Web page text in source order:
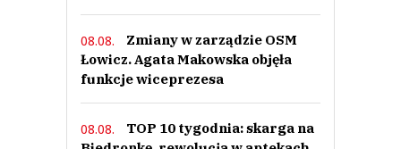
08.08.
Zmiany w zarządzie OSM
Łowicz. Agata Makowska objęła
funkcje wiceprezesa
08.08.
TOP 10 tygodnia: skarga na